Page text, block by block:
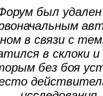
был удален
в связи с
в склоки и
без боя